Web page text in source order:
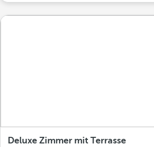
Deluxe Zimmer mit Terrasse